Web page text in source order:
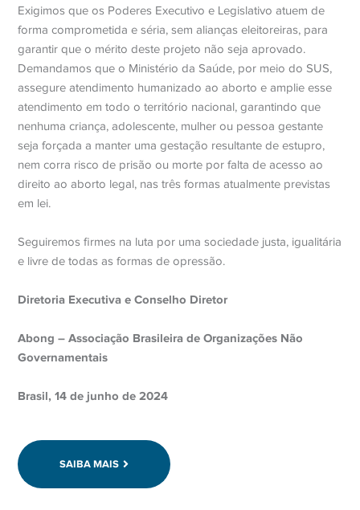
Exigimos que os Poderes Executivo e Legislativo atuem de
forma comprometida e séria, sem alianças eleitoreiras, para
garantir que o mérito deste projeto não seja aprovado.
Demandamos que o Ministério da Saúde, por meio do SUS,
assegure atendimento humanizado ao aborto e amplie esse
atendimento em todo o território nacional, garantindo que
nenhuma criança, adolescente, mulher ou pessoa gestante
seja forçada a manter uma gestação resultante de estupro,
nem corra risco de prisão ou morte por falta de acesso ao
direito ao aborto legal, nas três formas atualmente previstas
em lei.
Seguiremos firmes na luta por uma sociedade justa, igualitária
e livre de todas as formas de opressão.
Diretoria Executiva e Conselho Diretor
Abong – Associação Brasileira de Organizações Não
Governamentais
Brasil, 14 de junho de 2024
SAIBA MAIS